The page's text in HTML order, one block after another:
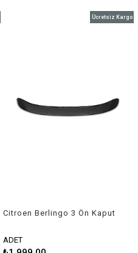
Citroen Berlingo 3 Ön Kaput
ADET
Ücretsiz Kargo